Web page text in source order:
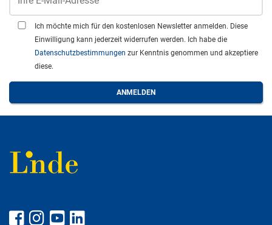
Ich möchte mich für den kostenlosen Newsletter anmelden. Diese
Einwilligung kann jederzeit widerrufen werden. Ich habe die
Datenschutzbestimmungen zur Kenntnis genommen und akzeptiere
diese.